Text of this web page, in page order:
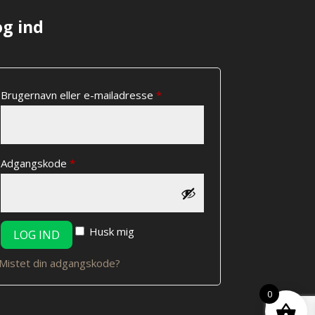
ind
Brugernavn eller e-mailadresse *Påkrævet
Adgangskode *Påkrævet
Husk mig
LOG IND
Mistet din adgangskode?
0